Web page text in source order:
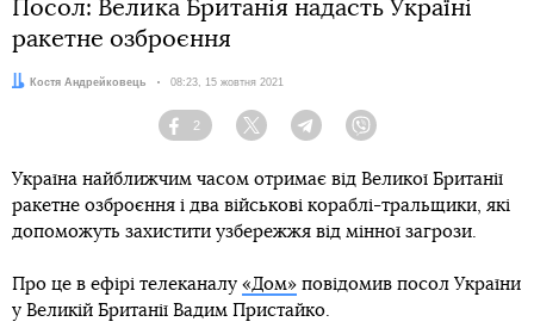
Посол: Велика Британія надасть Україні
ракетне озброєння
Автор:Костя Андрейковець Дата:
08:23, 15 жовтня 2021
Facebook
2
Twitter TelegramViber
Україна найближчим часом отримає від Великої Британії
ракетне озброєння і два військові кораблі-тральщики, які
допоможуть захистити узбережжя від мінної загрози.
Про це в ефірі телеканалу «Дом» повідомив посол України
у Великій Британії Вадим Пристайко.